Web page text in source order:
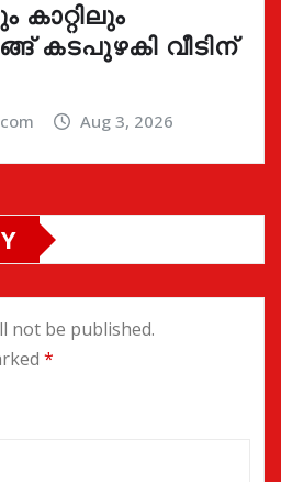
കടപുഴകി വീടിന്
Aug 3, 2026
not be published.
*